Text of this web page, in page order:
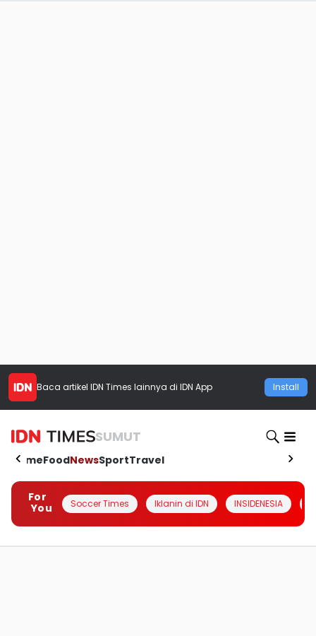
Baca artikel IDN Times lainnya di IDN App Install
SUMUT
HomeFoodNewsSportTravel
For
You
Soccer Times Iklanin di IDN INSIDENESIA